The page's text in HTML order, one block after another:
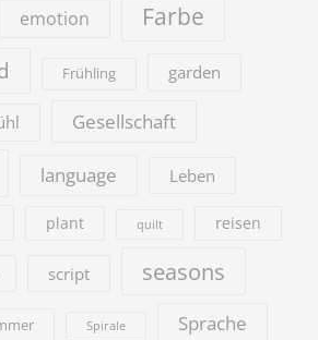
emotion Farbe
Frühling garden
Gesellschaft
language Leben
plant quilt reisen
script seasons
Spirale Sprache